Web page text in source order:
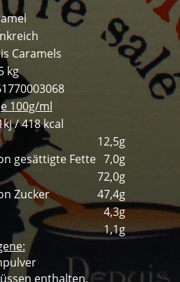
Caramels
kg
100g/ml
/ 418 kcal
12,5g
gesättigte Fette 7,0g
72,0g
Zucker
47,4g
4,3g
1,1g
enthalten.